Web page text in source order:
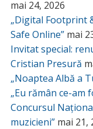
mai 24, 2026
„Digital Footprint
Safe Online” mai
Invitat special:
Cristian Presură
„Noaptea Albă a
„Eu rămân ce-am
Concursul
muzicieni” mai 21,